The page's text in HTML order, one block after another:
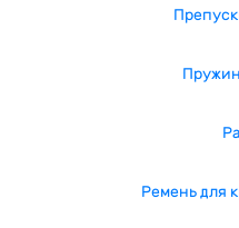
Ремень для